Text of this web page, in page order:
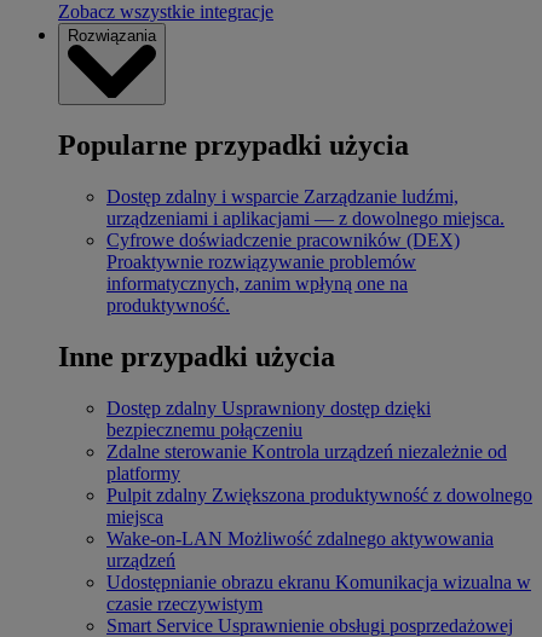
Zobacz wszystkie integracje
Rozwiązania
Popularne przypadki użycia
Dostęp zdalny i wsparcie Zarządzanie ludźmi,
urządzeniami i aplikacjami — z dowolnego miejsca.
Cyfrowe doświadczenie pracowników (DEX)
Proaktywnie rozwiązywanie problemów
informatycznych, zanim wpłyną one na
produktywność.
Inne przypadki użycia
Dostęp zdalny Usprawniony dostęp dzięki
bezpiecznemu połączeniu
Zdalne sterowanie Kontrola urządzeń niezależnie od
platformy
Pulpit zdalny Zwiększona produktywność z dowolnego
miejsca
Wake-on-LAN Możliwość zdalnego aktywowania
urządzeń
Udostępnianie obrazu ekranu Komunikacja wizualna w
czasie rzeczywistym
Smart Service Usprawnienie obsługi posprzedażowej